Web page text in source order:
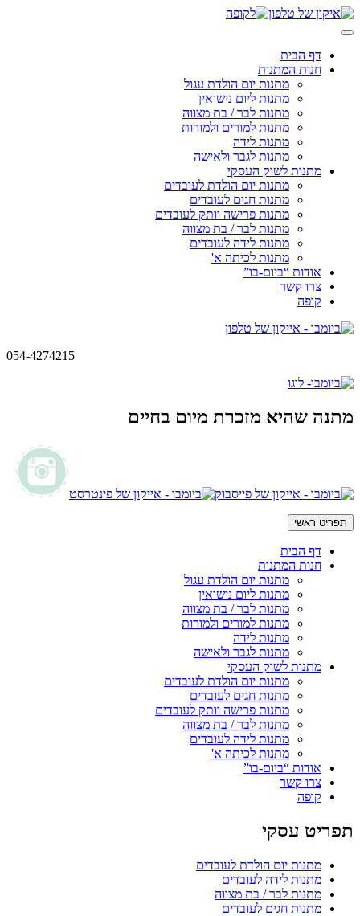
Skip
to
דף הבית
חנות המתנות
מתנות יום הולדת עגול
מתנות ליום נישואין
מתנות לבר / בת מצווה
מתנות למורים ולמורות
מתנות לידה
מתנות לגבר ולאישה
מתנות לשוק העסקי
מתנות יום הולדת לעובדים
מתנות חגים לעובדים
מתנות פרישה וותק לעובדים
מתנות לבר / בת מצווה
מתנות לידה לעובדים
מתנות לכיתה א'
אודות “ביום-בו”
צרו קשר
קופה
054-4274215
מתנה שהיא מזכרת מיום בחיים
תפריט ראשי
דף הבית
חנות המתנות
מתנות יום הולדת עגול
מתנות ליום נישואין
מתנות לבר / בת מצווה
מתנות למורים ולמורות
מתנות לידה
מתנות לגבר ולאישה
מתנות לשוק העסקי
מתנות יום הולדת לעובדים
מתנות חגים לעובדים
מתנות פרישה וותק לעובדים
מתנות לבר / בת מצווה
מתנות לידה לעובדים
מתנות לכיתה א'
אודות “ביום-בו”
צרו קשר
קופה
תפריט עסקי
מתנות יום הולדת לעובדים
מתנות לידה לעובדים
מתנות לבר / בת מצווה
מתנות חגים לעובדים